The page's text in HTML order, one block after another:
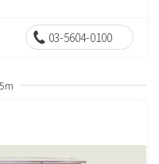
03-5604-0100